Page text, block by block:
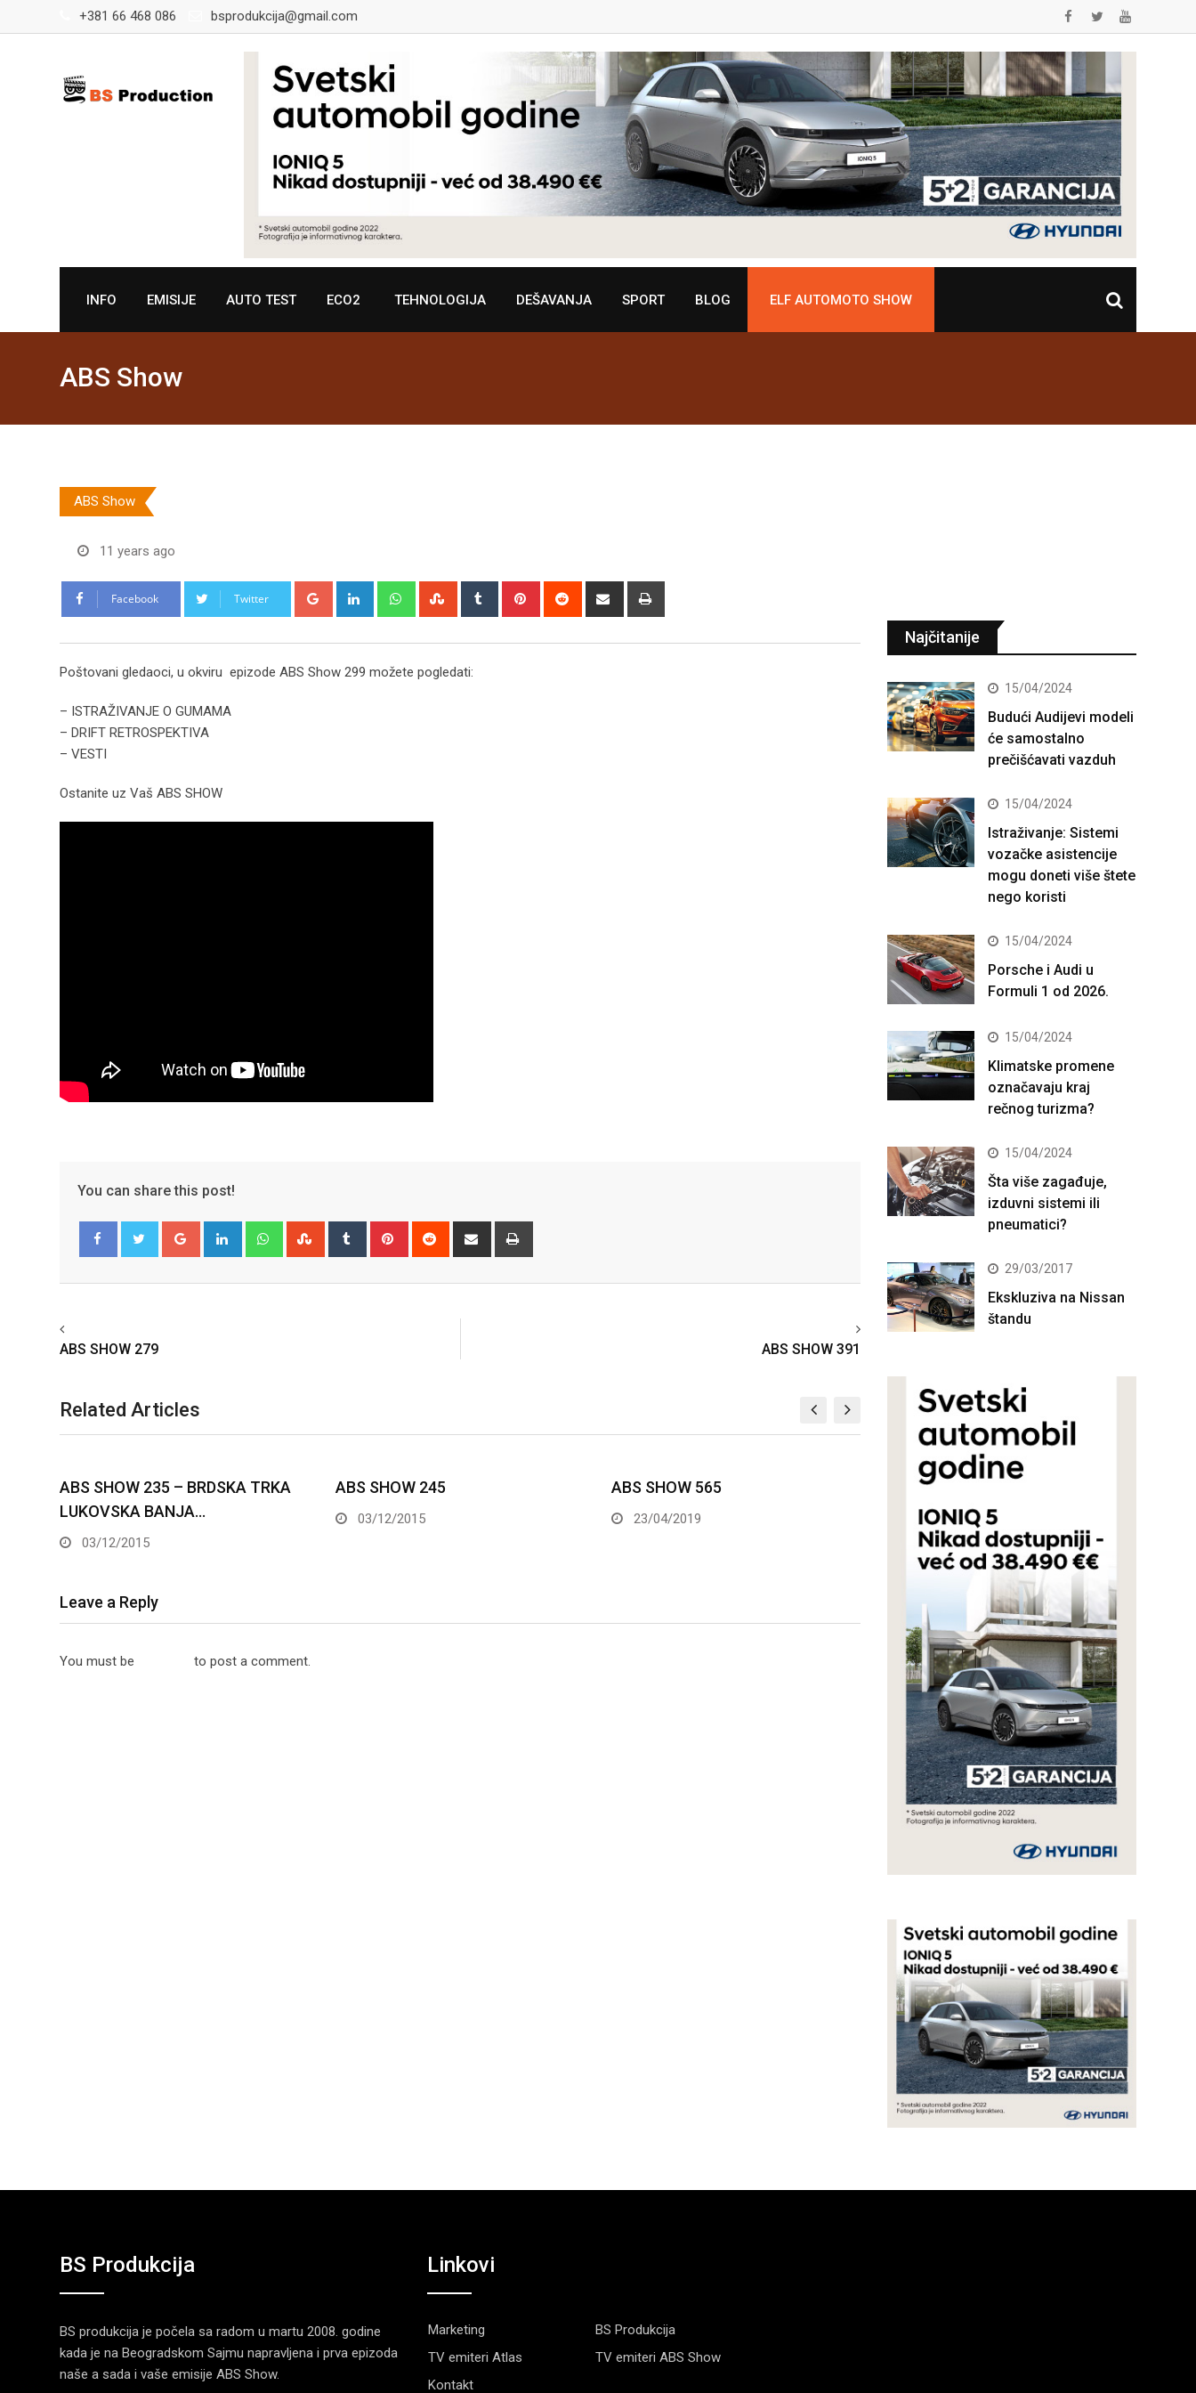
to
+381 66 468 086 bsprodukcija@gmail.com
INFO EMISIJE AUTO TEST ECO2 TEHNOLOGIJA DEŠAVANJA SPORT BLOG ELF AUTOMOTO SHOW
ABS Show
ABS Show
11 years ago
Facebook Twitter Google+ LinkedIn WhatsappStumbleUpon
Tumblr Pinterest Reddit
Share
Poštovani gledaoci, u okviru epizode ABS Show 299 možete pogledati:
– ISTRAŽIVANJE O GUMAMA
– DRIFT RETROSPEKTIVA
– VESTI
Ostanite uz Vaš ABS SHOW
You can share this post!
Google+ LinkedIn WhatsappStumbleUpon
Tumblr Pinterest Reddit
Share
ABS SHOW 279 ABS SHOW 391
Related Articles
– BRDSKA TRKA
ABS SHOW 245
03/12/2015
Leave a Reply
You must be to post a comment.
Najčitanije
15/04/2024
Budući Audijevi modeli
će samostalno
prečišćavati vazduh
15/04/2024
Istraživanje: Sistemi
vozačke asistencije
mogu doneti više štete
nego koristi
15/04/2024
Porsche i Audi u
Formuli 1 od 2026.
15/04/2024
Klimatske promene
označavaju kraj
rečnog turizma?
15/04/2024
Šta više zagađuje,
izduvni sistemi ili
pneumatici?
29/03/2017
Ekskluziva na Nissan
štandu
BS Produkcija
BS produkcija je počela sa radom u martu 2008. godine
kada je na Beogradskom Sajmu napravljena i prva epizoda
naše a sada i vaše emisije ABS Show.
Linkovi
Marketing
BS Produkcija
TV emiteri Atlas
TV emiteri ABS Show
Kontakt